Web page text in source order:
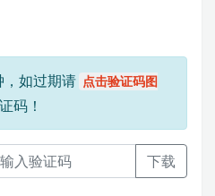
，如过期请 点击验证码图
码！
下载